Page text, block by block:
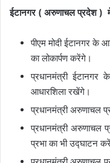
ईटानगर ( अरुणाचल प्रदेश ) में
पीएम मोदी ईटानगर के
का लोकार्पण करेंगे।
प्रधानमंत्री ईटानगर
आधारशिला रखेंगे।
प्रधानमंत्री अरुणाचल
प्रधानमंत्री अरुणाचल
प्रभा का भी उद्घाटन